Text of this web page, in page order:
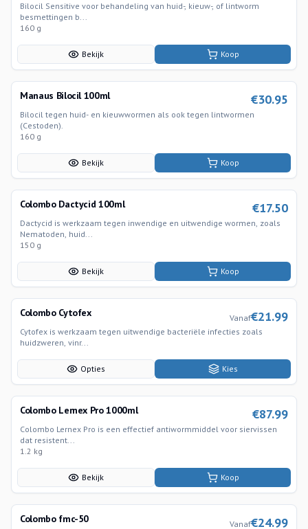
Bilocil Sensitive voor behandeling van huid-, kieuw-, of lintworm
besmettingen b...
160 g
Bekijk Koop
Manaus Bilocil 100ml €30.95
Bilocil tegen huid- en kieuwwormen als ook tegen lintwormen
(Cestoden).
160 g
Bekijk Koop
Colombo Dactycid 100ml €17.50
Dactycid is werkzaam tegen inwendige en uitwendige wormen, zoals
Nematoden, huid...
150 g
Bekijk Koop
Colombo Cytofex Vanaf€21.99
Cytofex is werkzaam tegen uitwendige bacteriële infecties zoals
huidzweren, vinr...
Opties Kies
Colombo Lernex Pro 1000ml €87.99
Colombo Lernex Pro is een effectief antiwormmiddel voor siervissen
dat resistent...
1.2 kg
Bekijk Koop
Colombo fmc-50 Vanaf€24.99